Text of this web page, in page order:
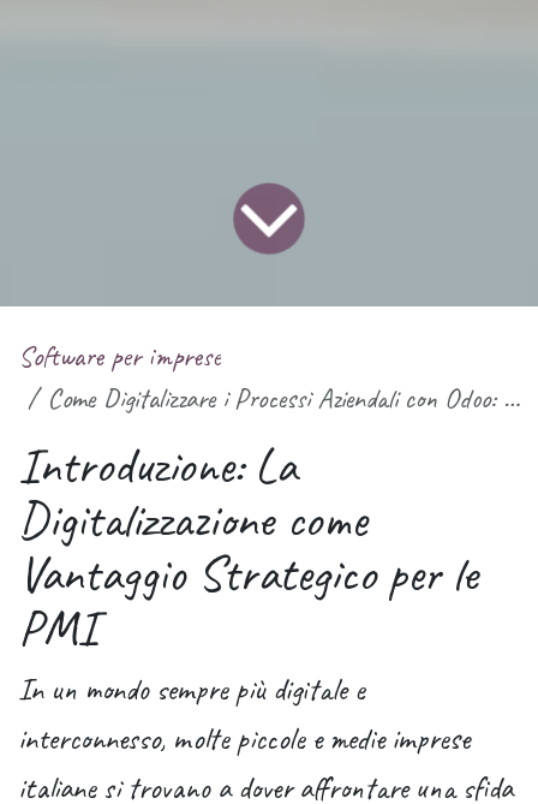
Software per imprese
Come Digitalizzare i Processi Aziendali con Odoo: La Chiave per la Crescita delle PMI
Introduzione: La
Digitalizzazione come
Vantaggio Strategico per le
PMI
In un mondo sempre più digitale e
interconnesso, molte piccole e medie imprese
italiane si trovano a dover affrontare una sfida